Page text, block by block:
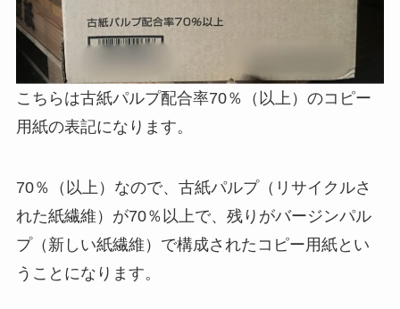
こちらは古紙パルプ配合率70％（以上）のコピー
用紙の表記になります。
70％（以上）なので、古紙パルプ（リサイクルさ
れた紙繊維）が70％以上で、残りがバージンパル
プ（新しい紙繊維）で構成されたコピー用紙とい
うことになります。